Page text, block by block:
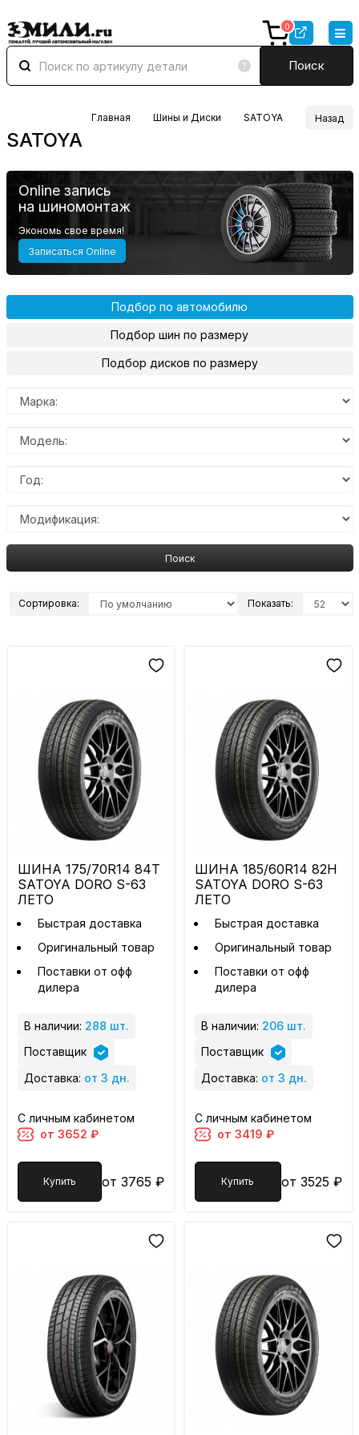
Поиск
0
SATOYA
Главная Шины и Диски SATOYA Назад
Online запись
на шиномонтаж
Экономь свое время!
Записаться Online
Подбор по автомобилю
Подбор шин по размеру
Подбор дисков по размеру
Поиск
Сортировка: Показать:
ШИНА 175/70R14 84T
SATOYA DORO S-63
ЛЕТО
Быстрая доставка
Оригинальный товар
Поставки от офф
дилера
В наличии: 288 шт.
Поставщик
Доставка: от 3 дн.
С личным кабинетом
от 3652 ₽
Купить от 3765 ₽
ШИНА 185/60R14 82H
SATOYA DORO S-63
ЛЕТО
Быстрая доставка
Оригинальный товар
Поставки от офф
дилера
В наличии: 206 шт.
Поставщик
Доставка: от 3 дн.
С личным кабинетом
от 3419 ₽
Купить от 3525 ₽